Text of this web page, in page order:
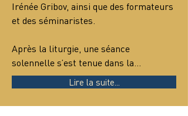
Irénée Gribov, ainsi que des formateurs
et des séminaristes.
Après la liturgie, une séance
solennelle s’est tenue dans la…
Lire la suite...